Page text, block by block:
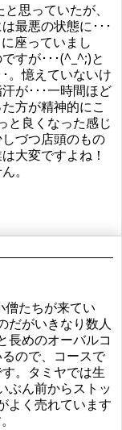
思っていたが、
最悪の状態に･･･
座っていまし
すが･･･(^_^;)と
。憶えていないけ
が･･･一時間ほど
方が精神的にこ
と良くなった感じ
づつ店頭のもの
大変ですよね！
。
僧たちが来てい
だがいきなり数人
長めのオーバルコ
ので、コースで
。タミヤでは生
ぶん前からストッ
よく売れています